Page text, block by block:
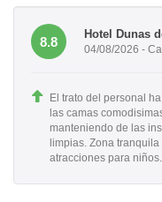
8.8
Hotel Dunas
04/08/2026 -
El trato del personal
las camas
manteniendo de las
limpias. Zona
atracciones para